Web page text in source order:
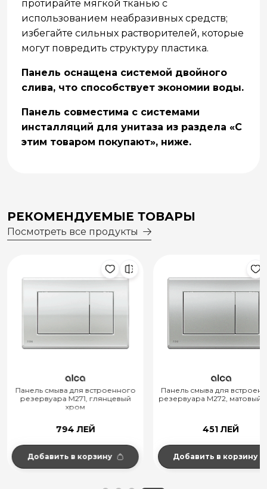
протирайте мягкой тканью с
использованием неабразивных средств;
избегайте сильных растворителей, которые
могут повредить структуру пластика.
Панель оснащена системой двойного
слива, что способствует экономии воды.
Панель совместима с системами
инсталляций для унитаза из раздела «С
этим товаром покупают», ниже.
РЕКОМЕНДУЕМЫЕ ТОВАРЫ
Посмотреть все продукты
Панель смыва для встроенного
резервуара M271, глянцевый
хром
794 ЛЕЙ
Добавить в корзину
Панель смыва для
резервуара M272, матовый
451 ЛЕЙ
Добавить в корзину